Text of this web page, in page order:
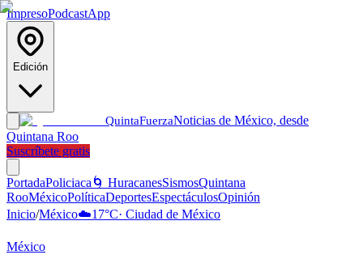
ImpresoPodcastApp
Edición
QuintaFuerzaNoticias de México, desde
Quintana Roo
Suscríbete gratis
PortadaPoliciaca 🌀 HuracanesSismosQuintana
RooMéxicoPolíticaDeportesEspectáculosOpinión
Inicio/México☁️17°C· Ciudad de México
México